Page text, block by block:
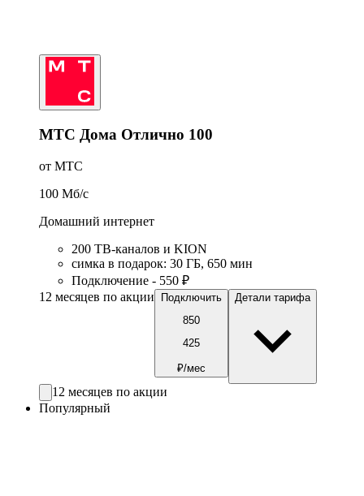
МТС Дома Отлично 100
от МТС
100 Мб/c
Домашний интернет
200 ТВ-каналов и KION
симка в подарок: 30 ГБ, 650 мин
Подключение - 550 ₽
12 месяцев по акции
Подключить
850
425
₽/мес
Детали тарифа
12 месяцев по акции
Популярный